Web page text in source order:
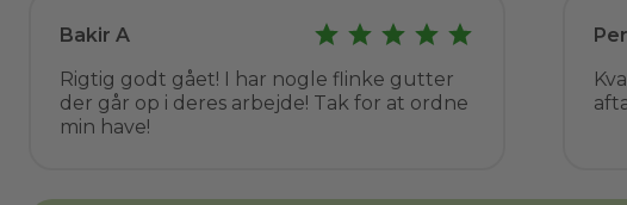
Bakir A
Rigtig godt gået! I har nogle flinke gutter
der går op i deres arbejde! Tak for at ordne
min have!